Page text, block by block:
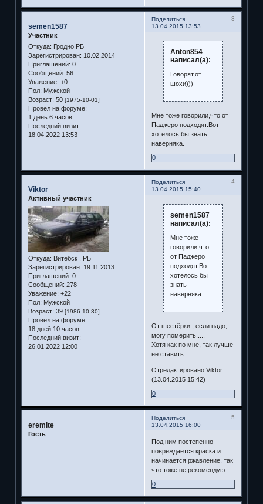
Поделиться
3
13.04.2015 13:53
semen1587
Участник
Откуда: Гродно РБ
Зарегистрирован: 10.02.2014
Приглашений: 0
Сообщений: 56
Уважение: +0
Пол: Мужской
Возраст: 50 [1975-10-01]
Провел на форуме:
1 день 6 часов
Последний визит:
18.04.2022 13:53
Anton854
написал(а):
Говорят,от
шохи)))
Мне тоже говорили,что от
Паджеро подходят.Вот
хотелось бы знать
наверняка.
0
Поделиться
4
13.04.2015 15:40
Viktor
Активный участник
Откуда: Витебск , РБ
Зарегистрирован: 19.11.2013
Приглашений: 0
Сообщений: 278
Уважение: +22
Пол: Мужской
Возраст: 39 [1986-10-30]
Провел на форуме:
18 дней 10 часов
Последний визит:
26.01.2022 12:00
semen1587
написал(а):
Мне тоже
говорили,что
от Паджеро
подходят.Вот
хотелось бы
знать
наверняка.
От шестёрки , если надо,
могу померить.....
Хотя как по мне, так лучше
не ставить.....
Отредактировано Viktor
(13.04.2015 15:42)
0
Поделиться
5
13.04.2015 16:00
eremite
Гость
Под ним постепенно
повреждается краска и
начинается ржавление, так
что тоже не рекомендую.
0